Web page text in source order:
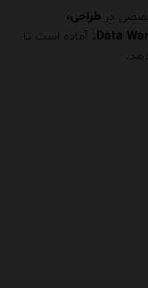
درطراحی،
، آماده است تا